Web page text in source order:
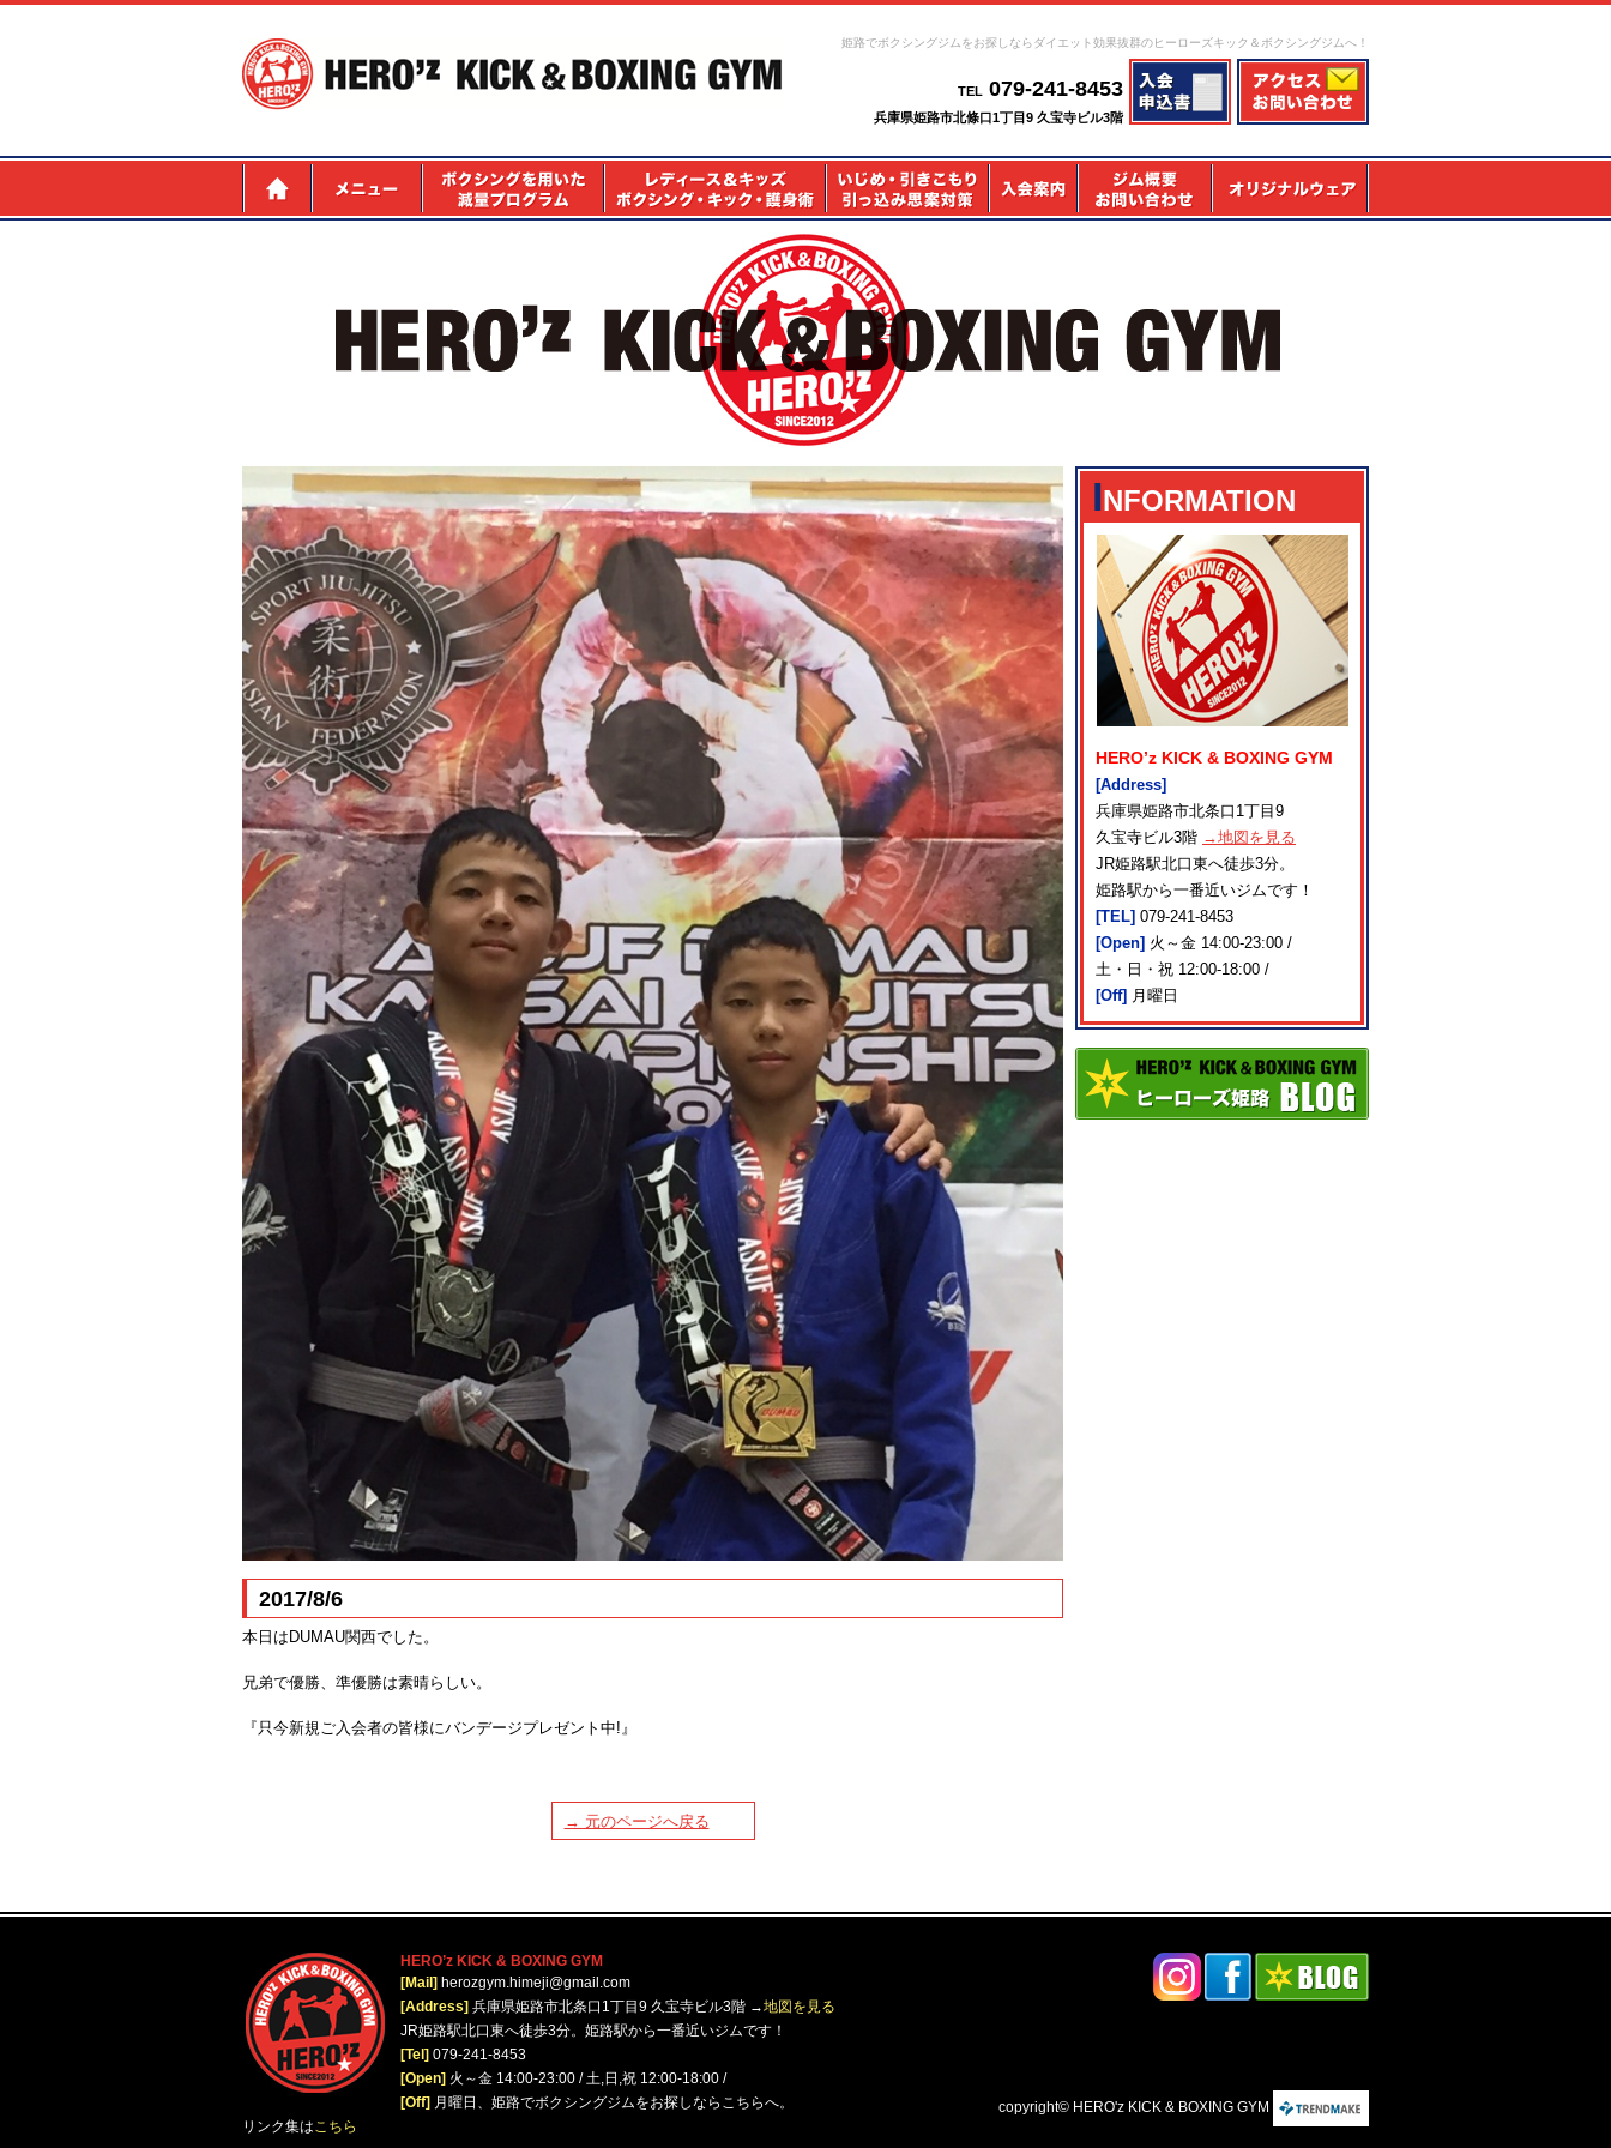
姫路でボクシングジムをお探しならダイエット効果抜群のヒーローズキック＆ボクシングジムへ！
TEL 079-241-8453
兵庫県姫路市北條口1丁目9 久宝寺ビル3階
2017/8/6
本日はDUMAU関西でした。
兄弟で優勝、準優勝は素晴らしい。
『只今新規ご入会者の皆様にバンデージプレゼント中!』
→ 元のページへ戻る
INFORMATION
HERO’z KICK & BOXING GYM
[Address]
兵庫県姫路市北条口1丁目9
久宝寺ビル3階 →地図を見る
JR姫路駅北口東へ徒歩3分。
姫路駅から一番近いジムです！
[TEL] 079-241-8453
[Open] 火～金 14:00-23:00 /
土・日・祝 12:00-18:00 /
[Off] 月曜日
HERO’z KICK & BOXING GYM
[Mail] herozgym.himeji@gmail.com
[Address] 兵庫県姫路市北条口1丁目9 久宝寺ビル3階 →地図を見る
JR姫路駅北口東へ徒歩3分。姫路駅から一番近いジムです！
[Tel] 079-241-8453
[Open] 火～金 14:00-23:00 / 土,日,祝 12:00-18:00 /
[Off] 月曜日、姫路でボクシングジムをお探しならこちらへ。
リンク集は こちら
copyright© HERO'z KICK & BOXING GYM